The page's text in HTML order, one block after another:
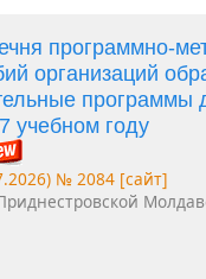
программно-
организаций
программы
учебном году
№ 2084 [сайт]